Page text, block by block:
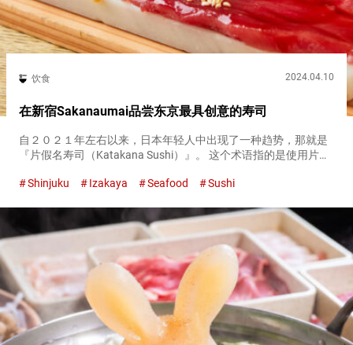
饮食 2024.04.10
在新宿Sakanaumai品尝东京最具创意的寿司
自２０２１年左右以来，日本年轻人中出现了一种趋势，那就是
『片假名寿司（Katakana Sushi）』。 这个术语指的是使用片假
名称的寿司餐厅。这些餐厅以其创意菜单而闻名，这些菜单偏
Shinjuku Izakaya Seafood Sushi